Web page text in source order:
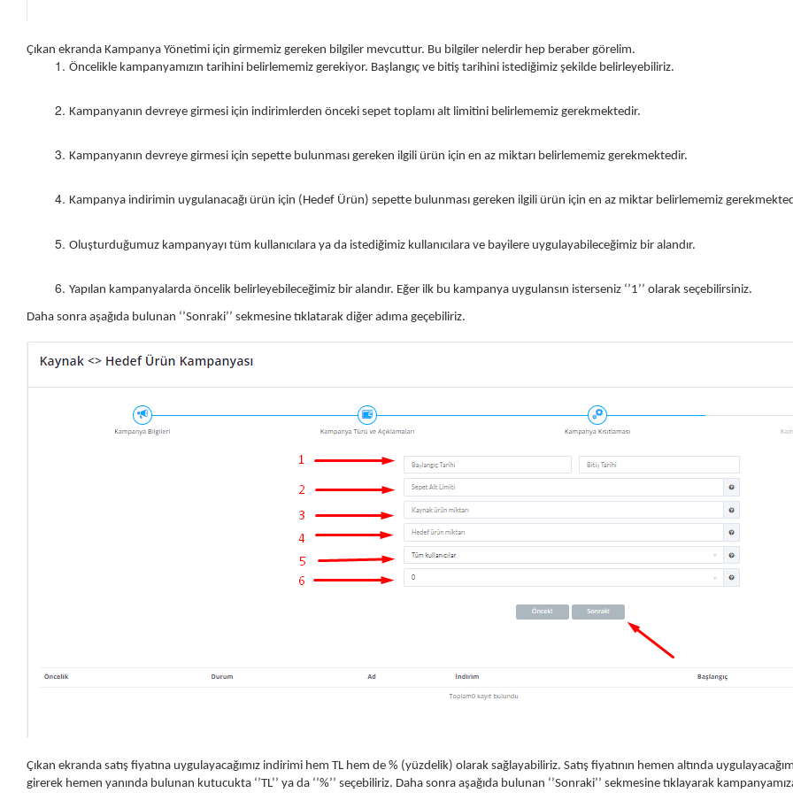
Çıkan ekranda Kampanya Yönetimi için girmemiz gereken bilgiler mevcuttur. Bu bilgiler nelerdir hep beraber görelim.
Öncelikle kampanyamızın tarihini belirlememiz gerekiyor. Başlangıç ve bitiş tarihini istediğimiz şekilde belirleyebiliriz.
Kampanyanın devreye girmesi için indirimlerden önceki sepet toplamı alt limitini belirlememiz gerekmektedir.
Kampanyanın devreye girmesi için sepette bulunması gereken ilgili ürün için en az miktarı belirlememiz gerekmektedir.
Kampanya indirimin uygulanacağı ürün için (Hedef Ürün) sepette bulunması gereken ilgili ürün için en az miktar belirlememiz
Oluşturduğumuz kampanyayı tüm kullanıcılara ya da istediğimiz kullanıcılara ve bayilere uygulayabileceğimiz bir alandır.
Yapılan kampanyalarda öncelik belirleyebileceğimiz bir alandır. Eğer ilk bu kampanya uygulansın isterseniz ‘’1’’ olarak seçebilirsiniz.
Daha sonra aşağıda bulunan ‘’Sonraki’’ sekmesine tıklatarak diğer adıma geçebiliriz.
Çıkan ekranda satış fiyatına uygulayacağımız indirimi hem TL hem de % (yüzdelik) olarak sağlayabiliriz. Satış fiyatının hemen altında
girerek hemen yanında bulunan kutucukta ‘’TL’’ ya da ‘’%’’ seçebiliriz. Daha sonra aşağıda bulunan ‘’Sonraki’’ sekmesine tıklayarak